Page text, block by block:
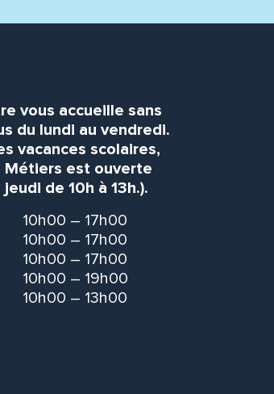
vous accueille sans
du lundi au vendredi.
vacances scolaires,
Métiers est ouverte
de 10h à 13h.).
10h00 – 17h00
10h00 – 17h00
10h00 – 17h00
10h00 – 19h00
10h00 – 13h00